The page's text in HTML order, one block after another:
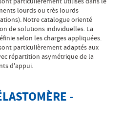
lourds ou très lourds
Notre catalogue orienté
de solutions individuelles. La
selon les charges appliquées.
particulièrement adaptés aux
répartition asymétrique de la
d'appui.
-